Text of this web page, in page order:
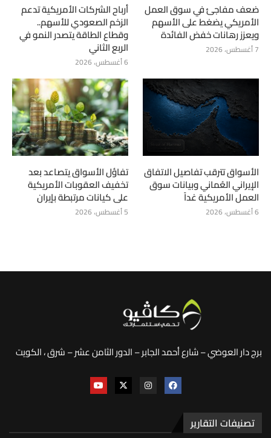
ضعف مفاجئ في سوق العمل
الأمريكي يضغط على الأسهم
ويعزز رهانات خفض الفائدة
7 أغسطس، 2026
أرباح الشركات الأمريكية تدعم
الزخم الصعودي للأسهم..
وقطاع الطاقة يتصدر النمو في
الربع الثاني
6 أغسطس، 2026
الأسواق تترقب تفاصيل الاتفاق
الإيراني العُماني وبيانات سوق
العمل الأمريكية غداً
6 أغسطس، 2026
تفاؤل الأسواق يتصاعد بعد
تخفيف العقوبات الأمريكية
على كيانات مرتبطة بإيران
5 أغسطس، 2026
برج دار العوضي – شارع أحمد الجابر – الدور الثامن عشر – شرق ، الكويت
تصنيفات التقارير